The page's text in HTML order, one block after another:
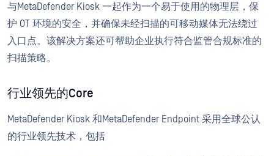
与MetaDefender Kiosk 一起作为一个易于使用的物理层，保
护 OT 环境的安全，并确保未经扫描的可移动媒体无法绕过
入口点。该解决方案还可帮助企业执行符合监管合规标准的
扫描策略。
行业领先的Core
MetaDefender Kiosk 和MetaDefender Endpoint 采用全球公认
的行业领先技术，包括